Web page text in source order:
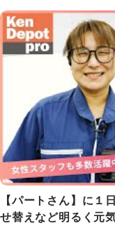
【パートさん】に１
せ替えなど明るく元